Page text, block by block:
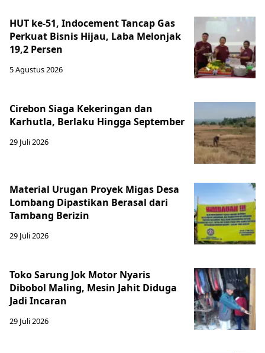
HUT ke-51, Indocement Tancap Gas
Perkuat Bisnis Hijau, Laba Melonjak
19,2 Persen
5 Agustus 2026
Cirebon Siaga Kekeringan dan
Karhutla, Berlaku Hingga September
29 Juli 2026
Material Urugan Proyek Migas Desa
Lombang Dipastikan Berasal dari
Tambang Berizin
29 Juli 2026
Toko Sarung Jok Motor Nyaris
Dibobol Maling, Mesin Jahit Diduga
Jadi Incaran
29 Juli 2026